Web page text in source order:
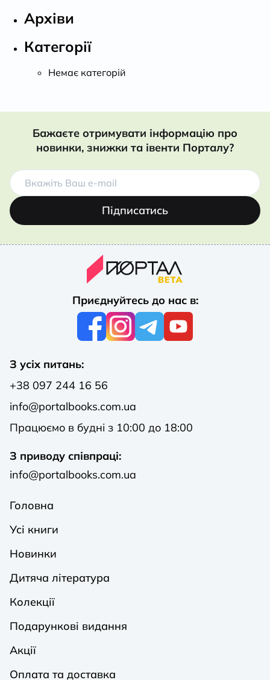
Архіви
Категорії
Немає категорій
Бажаєте отримувати інформацію про
новинки, знижки та івенти Порталу?
Підписатись
Приєднуйтесь до нас в:
З усіх питань:
+38 097 244 16 56
info@portalbooks.com.ua
Працюємо в будні з 10:00 до 18:00
З приводу співпраці:
info@portalbooks.com.ua
Головна
Усі книги
Новинки
Дитяча література
Колекції
Подарункові видання
Акції
Оплата та доставка